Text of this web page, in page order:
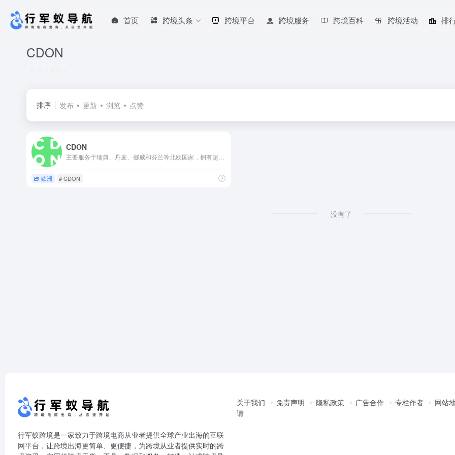
首页 跨境头条 跨境平台 跨境服务 跨境百科 跨境活动 排
CDON
排序 发布 更新 浏览 点赞
CDON
欧洲 # CDON
没有了
行军蚁跨境是一家致力于跨境电商从业者提供全球产业出海的互联
网平台，让跨境出海更简单、更便捷，为跨境从业者提供实时的跨
关于我们 免责声明 隐私政策 广告合作 专栏作者
网站
请